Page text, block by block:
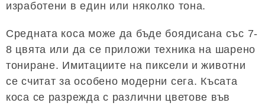
изработени в един или няколко тона.
Средната коса може да бъде боядисана със 7-
8 цвята или да се приложи техника на шарено
тониране. Имитациите на пиксели и животни
се считат за особено модерни сега. Късата
коса се разрежда с различни цветове във